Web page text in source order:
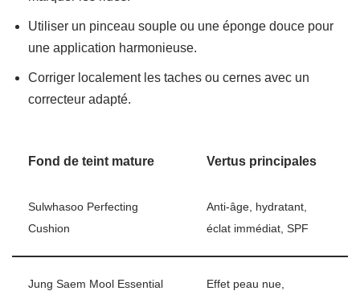
Utiliser un pinceau souple ou une éponge douce pour
une application harmonieuse.
Corriger localement les taches ou cernes avec un
correcteur adapté.
Fond de teint mature Vertus principales
Sulwhasoo Perfecting
Cushion
Anti-âge, hydratant,
éclat immédiat, SPF
Jung Saem Mool Essential
Effet peau nue,